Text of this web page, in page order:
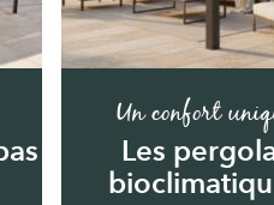
Un confort
Les